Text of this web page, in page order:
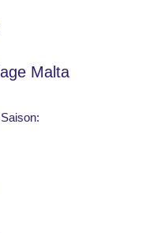
Malta